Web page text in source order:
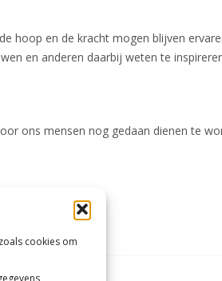
cookies om
hoop en de kracht mogen blijven
en anderen daarbij weten te
ons mensen nog gedaan dienen te